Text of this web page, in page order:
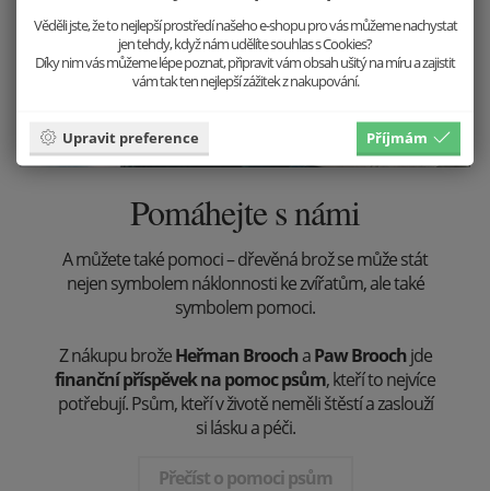
Pomáhejte s námi
A můžete také pomoci – dřevěná brož se může stát
nejen symbolem náklonnosti ke zvířatům, ale také
symbolem pomoci.
Z nákupu brožeHeřman BroochaPaw Broochjde
finanční příspěvek na pomoc psům, kteří to nejvíce
potřebují. Psům, kteří v životě neměli štěstí a zaslouží
si lásku a péči.
Přečíst o pomoci psům
Věděli jste, že to nejlepší prostředí našeho e-shopu pro vás můžeme nachystat
jen tehdy, když nám udělíte souhlas s Cookies?
Díky nim vás můžeme lépe poznat, připravit vám obsah ušitý na míru a zajistit
vám tak ten nejlepší zážitek z nakupování.
Upravit preference Příjmám